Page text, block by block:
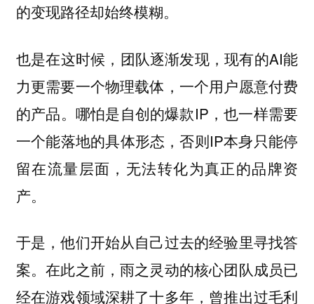
的变现路径却始终模糊。
也是在这时候，团队逐渐发现，现有的AI能
力更需要一个物理载体，一个用户愿意付费
的产品。哪怕是自创的爆款IP，也一样需要
一个能落地的具体形态，否则IP本身只能停
留在流量层面，无法转化为真正的品牌资
产。
于是，他们开始从自己过去的经验里寻找答
案。在此之前，雨之灵动的核心团队成员已
经在游戏领域深耕了十多年，曾推出过毛利